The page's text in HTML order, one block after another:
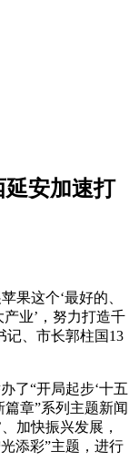
延安加速打
这个‘最好的、
产业’，努力打造千
记、市长郭柱国13
“开局起步‘十五
章”系列主题新闻
加快振兴发展，
添彩”主题，进行